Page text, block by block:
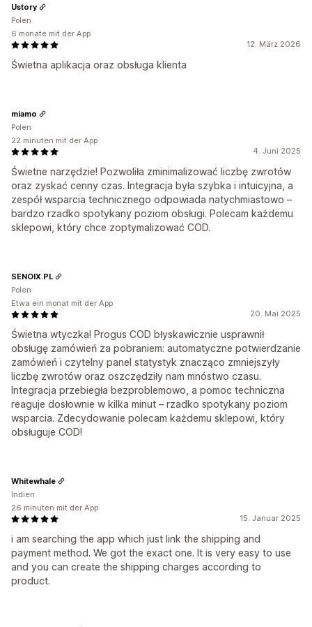
12. März 2026
Świetna aplikacja oraz obsługa klienta
Ustory
Polen
6 monate mit der App
4. Juni 2025
Świetne narzędzie! Pozwoliła zminimalizować liczbę zwrotów
oraz zyskać cenny czas. Integracja była szybka i intuicyjna, a
zespół wsparcia technicznego odpowiada natychmiastowo –
bardzo rzadko spotykany poziom obsługi. Polecam każdemu
sklepowi, który chce zoptymalizować COD.
miamo
Polen
22 minuten mit der App
20. Mai 2025
Świetna wtyczka! Progus COD błyskawicznie usprawnił
obsługę zamówień za pobraniem: automatyczne potwierdzanie
zamówień i czytelny panel statystyk znacząco zmniejszyły
liczbę zwrotów oraz oszczędziły nam mnóstwo czasu.
Integracja przebiegła bezproblemowo, a pomoc techniczna
reaguje dosłownie w kilka minut – rzadko spotykany poziom
wsparcia. Zdecydowanie polecam każdemu sklepowi, który
obsługuje COD!
SENOIX.PL
Polen
Etwa ein monat mit der App
15. Januar 2025
i am searching the app which just link the shipping and
payment method. We got the exact one. It is very easy to use
and you can create the shipping charges according to
product.
Whitewhale
Indien
26 minuten mit der App